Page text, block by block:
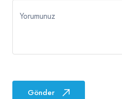
Yorumunuz
Gönder